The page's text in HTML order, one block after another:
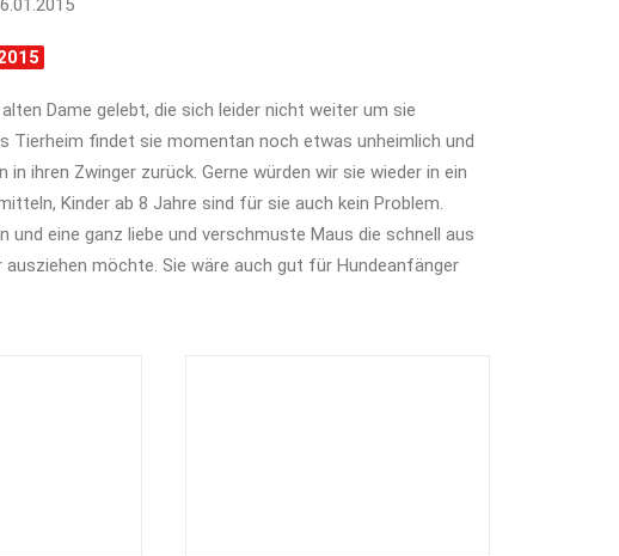
Dame gelebt, die sich leider nicht weiter um sie
Tierheim findet sie momentan noch etwas unheimlich und
ihren Zwinger zurück. Gerne würden wir sie wieder in ein
Kinder ab 8 Jahre sind für sie auch kein Problem.
und eine ganz liebe und verschmuste Maus die schnell aus
ausziehen möchte. Sie wäre auch gut für Hundeanfänger